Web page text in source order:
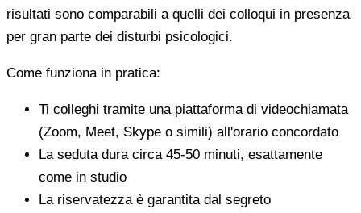
risultati sono comparabili a quelli dei colloqui in presenza
per gran parte dei disturbi psicologici.
Come funziona in pratica:
Ti colleghi tramite una piattaforma di videochiamata
(Zoom, Meet, Skype o simili) all'orario concordato
La seduta dura circa 45-50 minuti, esattamente
come in studio
La riservatezza è garantita dal segreto